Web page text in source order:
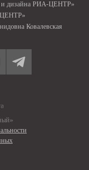
и дизайна РИА-ЦЕНТР»
Ковалевская